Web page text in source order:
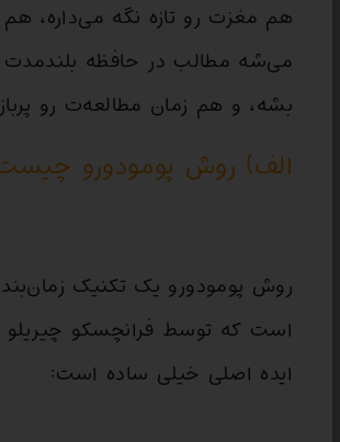
هم مغزت رو تازه نگه می‌داره،
می‌شه مطالب در حافظه بلندمدت
بشه، و هم زمان مطالعه‌ت رو
الف) روش پومودورو
روش پومودورو یک تکنیک
است که توسط فرانچسکو چیریلو
ایده اصلی خیلی ساده است: